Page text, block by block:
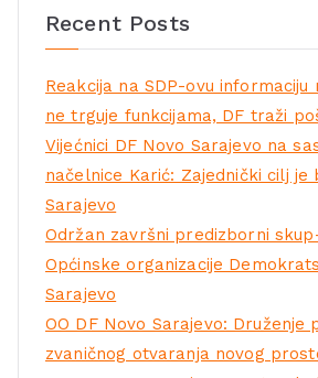
Recent Posts
Reakcija na SDP-ovu informaciju
ne trguje funkcijama, DF traži
Vijećnici DF Novo Sarajevo na
načelnice Karić: Zajednički cilj je
Sarajevo
Održan završni predizborni
Općinske organizacije
Sarajevo
OO DF Novo Sarajevo: Druženje
zvaničnog otvaranja novog